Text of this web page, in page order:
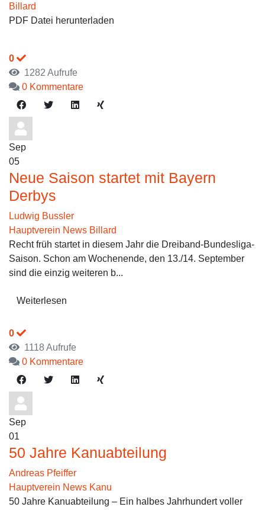
Billard
PDF Datei herunterladen
0
1282 Aufrufe
0 Kommentare
Sep
05
Neue Saison startet mit Bayern
Derbys
Ludwig Bussler
Hauptverein News Billard
Recht früh startet in diesem Jahr die Dreiband-Bundesliga-
Saison. Schon am Wochenende, den 13./14. September
sind die einzig weiteren b...
Weiterlesen
0
1118 Aufrufe
0 Kommentare
Sep
01
50 Jahre Kanuabteilung
Andreas Pfeiffer
Hauptverein News Kanu
50 Jahre Kanuabteilung – Ein halbes Jahrhundert voller